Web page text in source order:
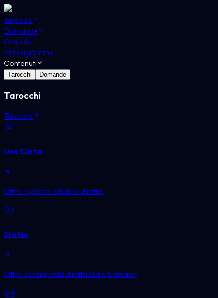
Tarocchi
Domande
Oracolo
Enneagramma
Contenuti
Tarocchi Domande
Tarocchi
Tarocchi
Una Carta
Offre risposte rapide e dirette.
Sì o No
Offre una risposta diretta alla situazione.